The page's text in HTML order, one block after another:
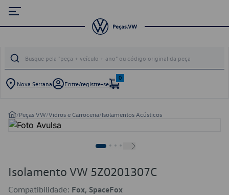
Nova Serrana Entre/registre-se
0
/Peças VW/Vidros e Carroceria/Isolamentos Acústicos
Isolamento VW 5Z0201307C
Compatibilidade: Fox, SpaceFox